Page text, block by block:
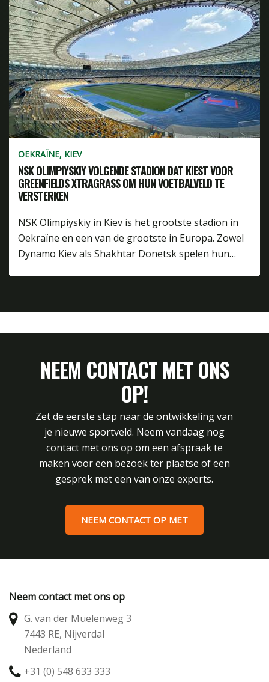
OEKRAÏNE, KIEV
NSK OLIMPIYSKIY VOLGENDE STADION DAT KIEST VOOR
GREENFIELDS XTRAGRASS OM HUN VOETBALVELD TE
VERSTERKEN
NSK Olimpiyskiy in Kiev is het grootste stadion in
Oekraïne en een van de grootste in Europa. Zowel
Dynamo Kiev als Shakhtar Donetsk spelen hun…
NEEM CONTACT MET ONS
OP!
Zet de eerste stap naar de ontwikkeling van
je nieuwe sportveld. Neem vandaag nog
contact met ons op om een afspraak te
maken voor een bezoek ter plaatse of een
gesprek met een van onze experts.
NEEM CONTACT OP MET
Neem contact met ons op
G. van der Muelenweg 3
7443 RE, Nijverdal
Nederland
+31 (0) 548 633 333